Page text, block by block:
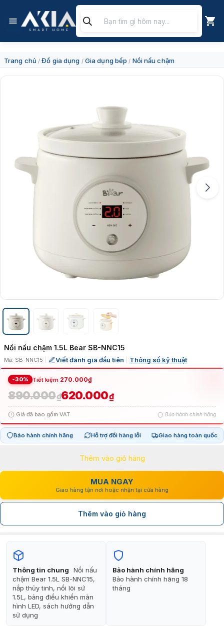
kiếm
sản
Trang chủ /Đồ gia dụng / Gia dụng bếp / Nồi nấu chậm
Nồi nấu chậm 1.5L Bear SB-NNC15
Mã: SB-NNC15 Viết đánh giá đầu tiên Thông số kỹ thuật
-30% Tiết kiệm 270.000₫
890.000₫
Giá
gốc
là:
620.000₫
Giá
hiện
tại
620.000₫.
Giá đã bao gồm VAT Bảo hành chính hãng
Bảo hành chính hãng Hỗ trợ đổi hàng lỗi Giao hàng toàn quốc
Thêm vào giỏ hàng
MUA NGAY
Giao hàng tận nơi hoặc nhận tại cửa hàng
Thêm vào giỏ hàng
Thông tin chung
Nồi nấu
chậm Bear 1.5L SB-NNC15,
nắp thủy tinh, nồi lõi sứ
1.5L, bảng điều khiển màn
hình LED, sách hướng dẫn
sử dụng
Bảo hành chính hãng
Bảo hành chính hãng 18
tháng